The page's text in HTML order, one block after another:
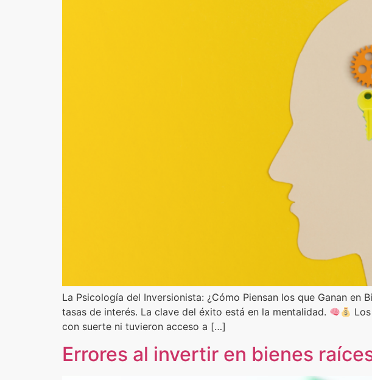
La Psicología del Inversionista: ¿Cómo Piensan los que Ganan
tasas de interés. La clave del éxito está en la mentalidad.
con suerte ni tuvieron acceso a […]
Errores al invertir en bienes